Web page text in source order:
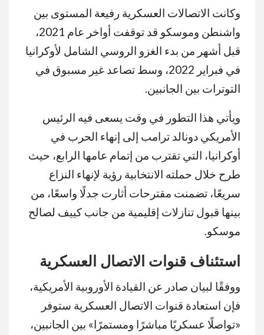
وكانت الاتصالات العسكرية رفيعة المستوى بين
واشنطن وموسكو قد توقفت أواخر عام 2021،
قبل أشهر من بدء الغزو الروسي الشامل لأوكرانيا
في فبراير 2022، وسط تصاعد غير مسبوق في
التوترات بين الجانبين.
ويأتي هذا التطور في وقت يسعى فيه الرئيس
الأمريكي دونالد ترامب إلى إنهاء الحرب في
أوكرانيا، التي تقترب من إتمام عامها الرابع، حيث
طرح خلال حملته الانتخابية رؤية لإنهاء النزاع
سريعًا، تضمنت مقترحات أثارت جدلًا واسعًا، من
بينها قبول تنازلات إقليمية من جانب كييف لصالح
موسكو.
استئناف قنوات الاتصال العسكرية
ووفقًا لبيان صادر عن القيادة الأوروبية الأمريكية،
فإن استعادة قنوات الاتصال العسكرية ستوفر
«تواصلًا عسكريًا مباشرًا ومستمرًا» بين الجانبين،